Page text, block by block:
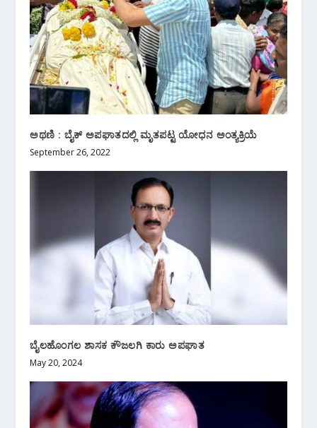
ಅಥಣಿ : ಬೈಕ್ ಅಪಘಾತದಲ್ಲಿ ಮೃತಪಟ್ಟ ಯೋಧನ ಅಂತ್ಯಕ್ರಿಯೆ
September 26, 2022
ಬೈಲಹೊಂಗಲ ಶಾಸಕ ಕೌಜಲಗಿ ಕಾರು ಅಪಘಾತ
May 20, 2024